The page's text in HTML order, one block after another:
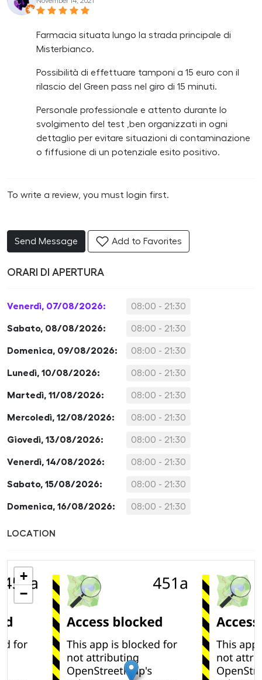
Farmacia situata lungo la strada principale di
Misterbianco.
Possibilità di effettuare tamponi a 15 euro con il
rilascio del Green pass nel giro di 15 minuti.
Personale professionale e attento durante lo
svolgimento del test ,ben organizzati in ogni
dettaglio per evitare situazioni di contaminazione
o fiffusione di un potenziale esito positivo.
To write a review, you must login first.
Send Message Add to Favorites
ORARI DI APERTURA
Venerdì, 07/08/2026: 08:00 - 21:30
Sabato, 08/08/2026: 08:00 - 21:30
Domenica, 09/08/2026: 08:00 - 21:30
Lunedì, 10/08/2026: 08:00 - 21:30
Martedì, 11/08/2026: 08:00 - 21:30
Mercoledì, 12/08/2026: 08:00 - 21:30
Giovedì, 13/08/2026: 08:00 - 21:30
Venerdì, 14/08/2026: 08:00 - 21:30
Sabato, 15/08/2026: 08:00 - 21:30
Domenica, 16/08/2026: 08:00 - 21:30
LOCATION
+
−